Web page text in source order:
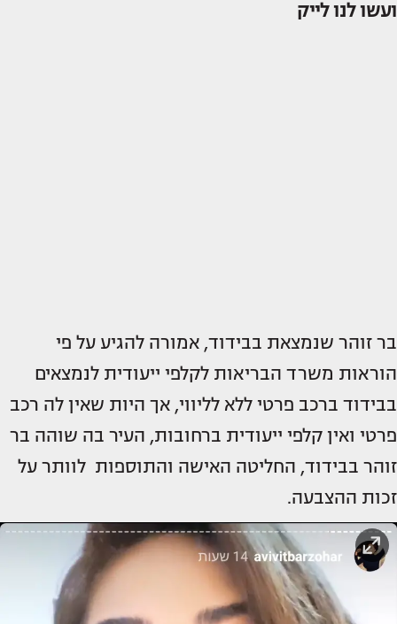
ועשו לנו לייק
בר זוהר שנמצאת בבידוד, אמורה להגיע על פי
הוראות משרד הבריאות לקלפי ייעודית לנמצאים
בבידוד ברכב פרטי ללא לליווי, אך היות שאין לה רכב
פרטי ואין קלפי ייעודית ברחובות, העיר בה שוהה בר
זוהר בבידוד, החליטה האישה והתוספות לוותר על
זכות ההצבעה.